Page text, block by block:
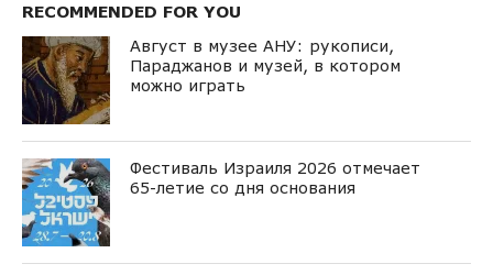
RECOMMENDED FOR YOU
Август в музее АНУ: рукописи,
Параджанов и музей, в котором
можно играть
Фестиваль Израиля 2026 отмечает
65-летие со дня основания